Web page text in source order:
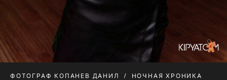
ФОТОГРАФ КОПАНЕВ ДАНИЛ НОЧНАЯ ХРОНИКА